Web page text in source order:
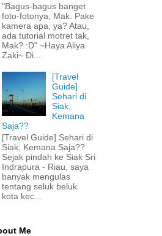
"Bagus-bagus banget
foto-fotonya, Mak. Pake
kamera apa, ya? Atau,
ada tutorial motret tak,
Mak? :D" ~Haya Aliya
Zaki~ Di...
[Travel
Guide]
Sehari di
Siak,
Kemana
Saja??
[Travel Guide] Sehari di
Siak, Kemana Saja??
Sejak pindah ke Siak Sri
Indrapura - Riau, saya
banyak mengulas
tentang seluk beluk
kota kec...
Me